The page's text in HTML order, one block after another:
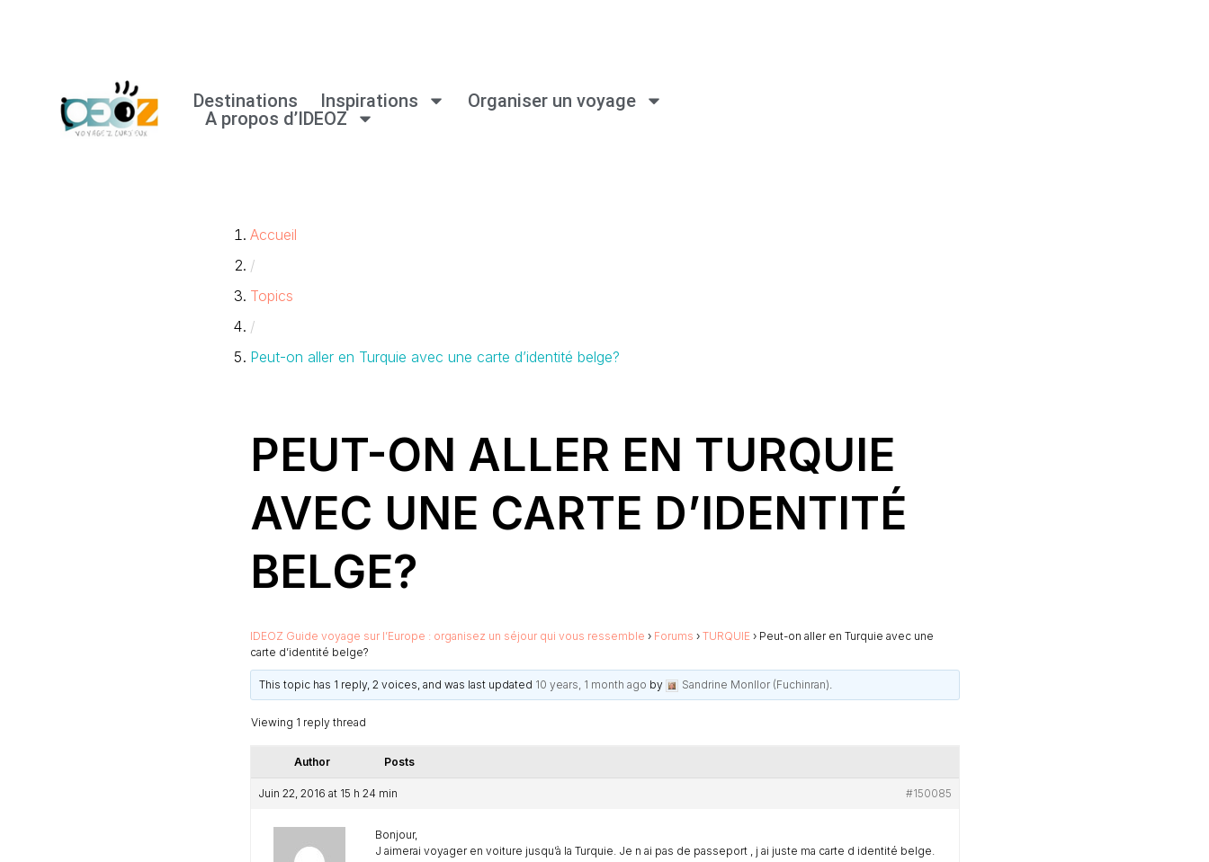
contenu
Destinations Inspirations
Organiser un voyage
A propos d’IDEOZ
Accueil
/
Topics
/
Peut-on aller en Turquie avec une carte d’identité belge?
PEUT-ON ALLER EN TURQUIE
AVEC UNE CARTE D’IDENTITÉ
BELGE?
IDEOZ Guide voyage sur l’Europe : organisez un séjour qui vous ressemble › Forums › TURQUIE › Peut-on aller en Turquie avec une
carte d’identité belge?
This topic has 1 reply, 2 voices, and was last updated 10 years, 1 month ago by Sandrine Monllor (Fuchinran).
Viewing 1 reply thread
Author Posts
Juin 22, 2016 at 15 h 24 min #150085
Bonjour,
J aimerai voyager en voiture jusqu’à la Turquie. Je n ai pas de passeport , j ai juste ma carte d identité belge.